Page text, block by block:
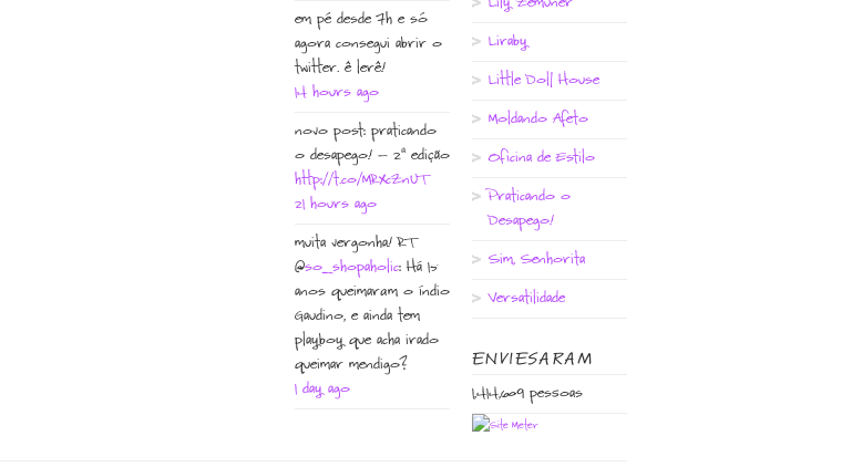
em pé desde 7h e só
agora consegui abrir o
twitter. ê lerê!
14 hours ago
novo post: praticando
o desapego! – 2ª edição
http://t.co/MRxcZnUT
21 hours ago
muita vergonha! RT
@so_shopaholic: Há 15
anos queimaram o índio
Gaudino, e ainda tem
playboy que acha irado
queimar mendigo?
1 day ago
Liraby
Little Doll House
Moldando Afeto
Oficina de Estilo
Praticando o
Desapego!
Sim, Senhorita
Versatilidade
ENVIESARAM
1,414,609 pessoas